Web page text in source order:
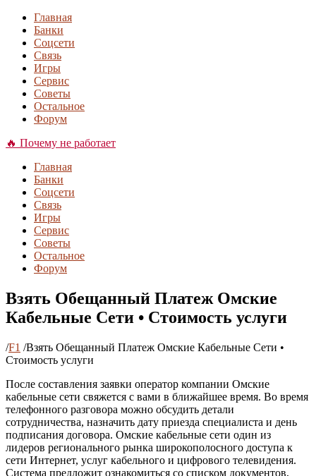
Главная
Банки
Соцсети
Связь
Игры
Сервис
Советы
Остальное
Форум
🔥 Почему не работает
Главная
Банки
Соцсети
Связь
Игры
Сервис
Советы
Остальное
Форум
Взять Обещанный Платеж Омские
Кабельные Сети • Стоимость услуги
/F1 /Взять Обещанный Платеж Омские Кабельные Сети •
Стоимость услуги
После составления заявки оператор компании Омские
кабельные сети свяжется с вами в ближайшее время. Во время
телефонного разговора можно обсудить детали
сотрудничества, назначить дату приезда специалиста и день
подписания договора. Омские кабельные сети один из
лидеров регионального рынка широкополосного доступа к
сети Интернет, услуг кабельного и цифрового телевидения.
Система предложит ознакомиться со списком документов,